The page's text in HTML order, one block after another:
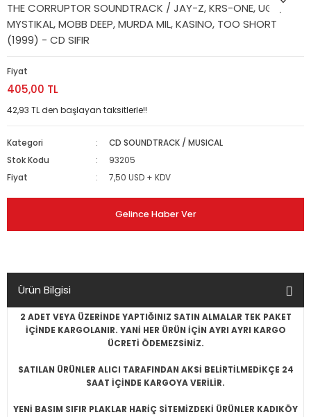
THE CORRUPTOR SOUNDTRACK / JAY-Z, KRS-ONE, UGK,
MYSTIKAL, MOBB DEEP, MURDA MIL, KASINO, TOO SHORT
(1999) - CD SIFIR
Fiyat
405,00 TL
42,93 TL den başlayan taksitlerle!!
Kategori
CD SOUNDTRACK / MUSICAL
Stok Kodu
93205
Fiyat
7,50 USD + KDV
Gelince Haber Ver
Ürün Bilgisi
2 ADET VEYA ÜZERİNDE YAPTIĞINIZ SATIN ALMALAR TEK PAKET
İÇİNDE KARGOLANIR. YANİ HER ÜRÜN İÇİN AYRI AYRI KARGO
ÜCRETİ ÖDEMEZSİNİZ.
SATILAN ÜRÜNLER ALICI TARAFINDAN AKSİ BELİRTİLMEDİKÇE 24
SAAT İÇİNDE KARGOYA VERİLİR.
YENİ BASIM SIFIR PLAKLAR HARİÇ SİTEMİZDEKİ ÜRÜNLER KADIKÖY